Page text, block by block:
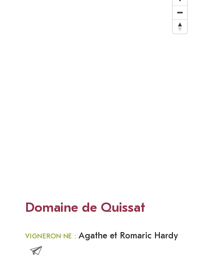
Domaine de Quissat
VIGNERON·NE :Agathe et Romaric Hardy